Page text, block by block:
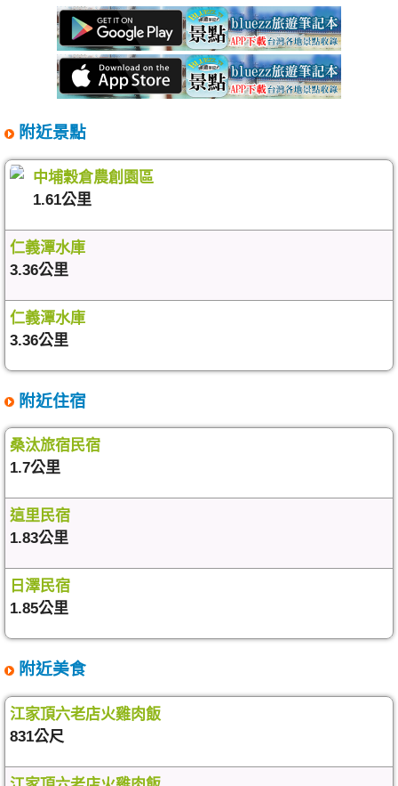
附近景點
中埔穀倉農創園區
1.61公里
仁義潭水庫
3.36公里
仁義潭水庫
3.36公里
附近住宿
桑汰旅宿民宿
1.7公里
這里民宿
1.83公里
日澤民宿
1.85公里
附近美食
江家頂六老店火雞肉飯
831公尺